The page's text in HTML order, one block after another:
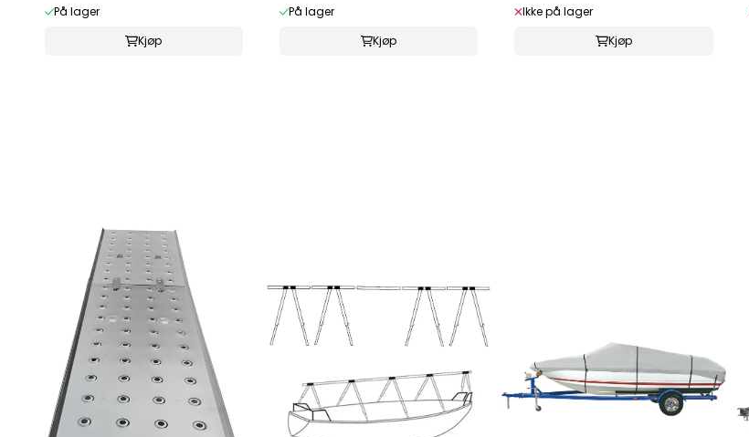
På lager
Kjøp
På lager
Kjøp
Ikke på lager
Kjøp